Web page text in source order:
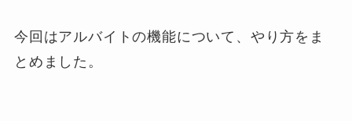
今回はアルバイトの機能について、やり方をま
とめました。